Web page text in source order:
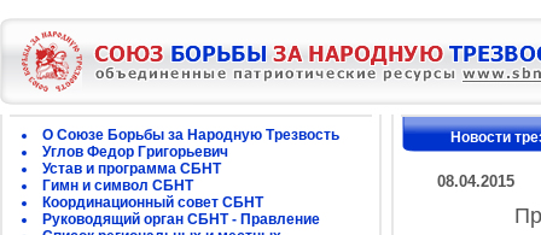
О Союзе Борьбы за Народную Трезвость
Углов Федор Григорьевич
Устав и программа СБНТ
Гимн и символ СБНТ
Координационный совет СБНТ
Руководящий орган СБНТ - Правление
Новости
08.04.2015